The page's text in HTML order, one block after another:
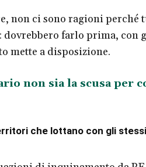
non ci sono ragioni perché
farlo prima, con
mette a disposizione.
non sia la scusa per
che lottano con gli